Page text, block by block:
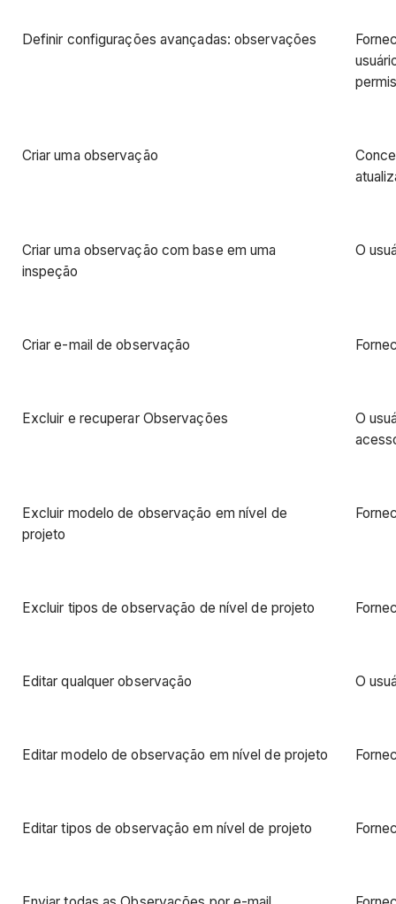
Definir configurações avançadas: observações
Criar uma observação
Criar uma observação com base em uma
inspeção
O
Criar e-mail de observação
Excluir e recuperar Observações
O
Excluir modelo de observação em nível de
projeto
Excluir tipos de observação de nível de projeto
Editar qualquer observação O
Editar modelo de observação em nível de projeto
Editar tipos de observação em nível de projeto